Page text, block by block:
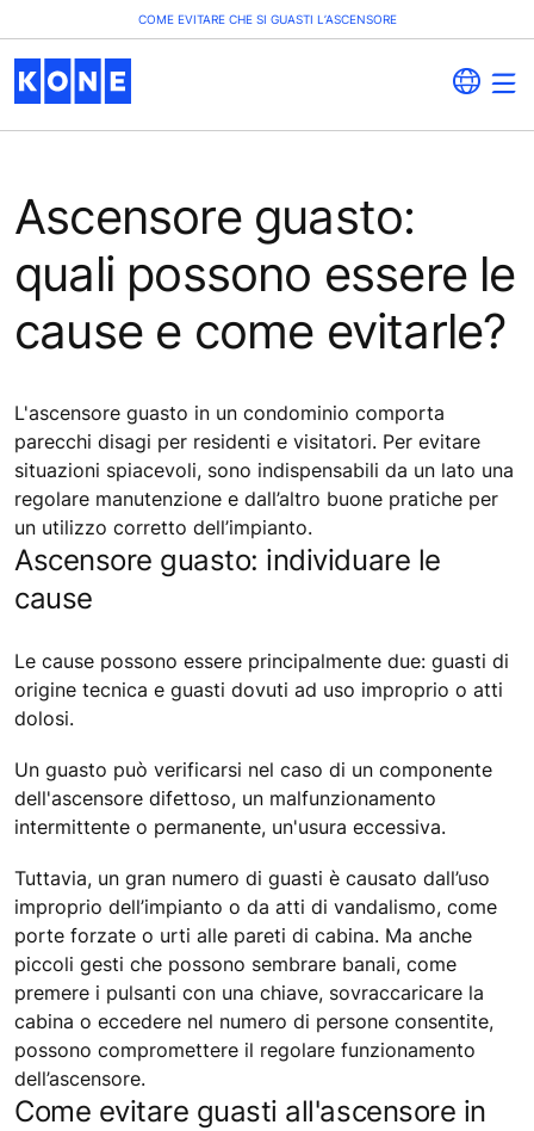
COME EVITARE CHE SI GUASTI L’ASCENSORE
Ascensore guasto:
quali possono essere le
cause e come evitarle?
L'ascensore guasto in un condominio comporta
parecchi disagi per residenti e visitatori. Per evitare
situazioni spiacevoli, sono indispensabili da un lato una
regolare manutenzione e dall’altro buone pratiche per
un utilizzo corretto dell’impianto.
Ascensore guasto: individuare le
cause
Le cause possono essere principalmente due: guasti di
origine tecnica e guasti dovuti ad uso improprio o atti
dolosi.
Un guasto può verificarsi nel caso di un componente
dell'ascensore difettoso, un malfunzionamento
intermittente o permanente, un'usura eccessiva.
Tuttavia, un gran numero di guasti è causato dall’uso
improprio dell’impianto o da atti di vandalismo, come
porte forzate o urti alle pareti di cabina. Ma anche
piccoli gesti che possono sembrare banali, come
premere i pulsanti con una chiave, sovraccaricare la
cabina o eccedere nel numero di persone consentite,
possono compromettere il regolare funzionamento
dell’ascensore.
Come evitare guasti all'ascensore in